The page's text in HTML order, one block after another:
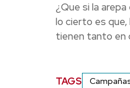
¿Que si la
lo cierto es
tienen tanto en
TAGS